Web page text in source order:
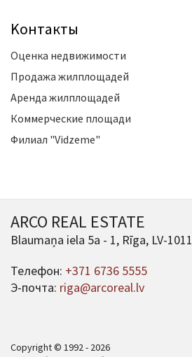
Kонтакты
Оценка недвижимости
Продажа жилплощадей
Аренда жилплощадей
Коммерческие площади
Филиал "Vidzeme"
ARCO REAL ESTATE
Blaumaņa iela 5a - 1, Rīga, LV-1011
Телефон: +371 6736 5555
Э-почта: riga@arcoreal.lv
Copyright © 1992 - 2026